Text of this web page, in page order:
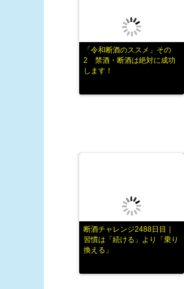
「令和断酒のススメ」その
2 禁酒・断酒は絶対に成功
します！
断酒チャレンジ2488日目｜
習慣は「続ける」より「乗り
換える」